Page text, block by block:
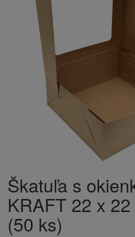
Škatuľa s
KRAFT 22 x
(50 ks)